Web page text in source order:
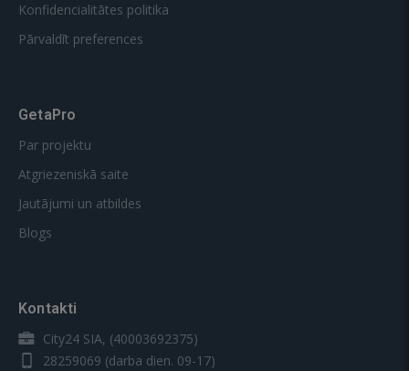
Konfidencialitātes politika
Pārvaldīt preferences
GetaPro
Par projektu
Atgriezeniskā saite
Jautājumi un atbildes
Blogs
Kontakti
City24 SIA, (40003692375)
28259069 (darba dien. 09-17)